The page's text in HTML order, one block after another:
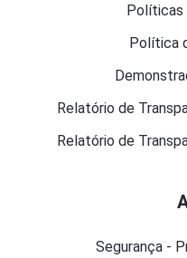
Políticas
Política
Relatório de
Relatório de
Segurança -